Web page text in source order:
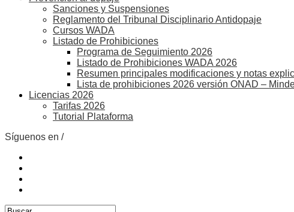
Sanciones y Suspensiones
Reglamento del Tribunal Disciplinario Antidopaje
Cursos WADA
Listado de Prohibiciones
Programa de Seguimiento 2026
Listado de Prohibiciones WADA 2026
Resumen principales modificaciones y notas
Lista de prohibiciones 2026 versión ONAD –
Licencias 2026
Tarifas 2026
Tutorial Plataforma
Síguenos en /